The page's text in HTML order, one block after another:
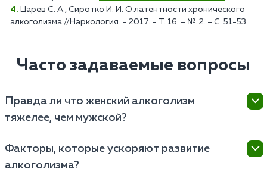
Царев С. А., Сиротко И. И. О латентности хронического
алкоголизма //Наркология. – 2017. – Т. 16. – №. 2. – С. 51-53.
Часто задаваемые вопросы
Правда ли что женский алкоголизм
тяжелее, чем мужской?
так как женский организм обычно более
чувствителен к алкоголю из-за различий в
Факторы, которые ускоряют развитие
алкоголизма?